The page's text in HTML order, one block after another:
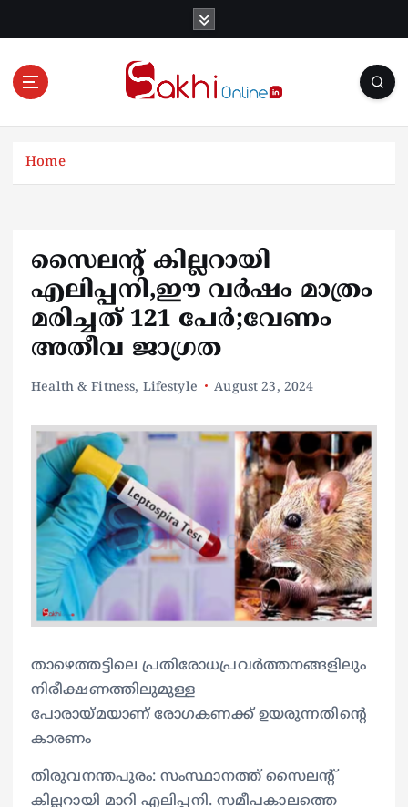
Online News Portal
Home
സൈലന്‍റ് കില്ലറായി
എലിപ്പനി,ഈ വര്‍ഷം മാത്രം
മരിച്ചത് 121 പേര്‍;വേണം
അതീവ ജാഗ്രത
Health & Fitness, Lifestyle August 23, 2024
താഴെത്തട്ടിലെ പ്രതിരോധപ്രവർത്തനങ്ങളിലും
നിരീക്ഷണത്തിലുമുള്ള
പോരായ്മയാണ് രോഗകണക്ക് ഉയരുന്നതിന്‍റെ
കാരണം
തിരുവനന്തപുരം: സംസ്ഥാനത്ത് സൈലന്‍റ്
കില്ലറായി മാറി എലിപ്പനി. സമീപകാലത്തെ